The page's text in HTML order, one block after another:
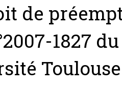
de
1827